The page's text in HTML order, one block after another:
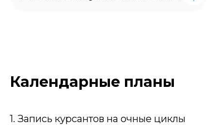
Календарные планы
1. Запись курсантов на очные циклы